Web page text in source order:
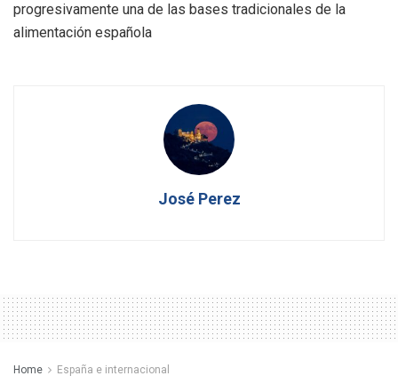
progresivamente una de las bases tradicionales de la
alimentación española
José Perez
Home España e internacional